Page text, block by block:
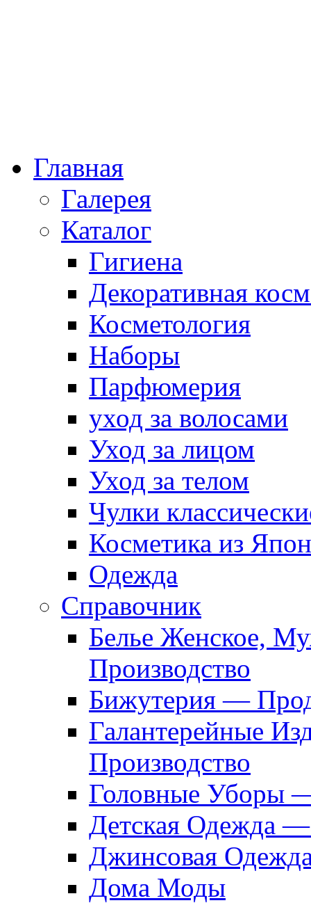
Главная
Галерея
Каталог
Гигиена
Декоративная
Косметология
Наборы
Парфюмерия
уход за волосами
Уход за лицом
Уход за телом
Чулки
Косметика из
Одежда
Справочник
Белье Женское,
Производство
Бижутерия —
Галантерейные
Производство
Головные Уборы
Детская Одежда
Джинсовая
Дома Моды